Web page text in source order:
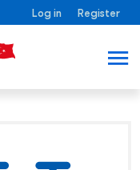
Log in Register